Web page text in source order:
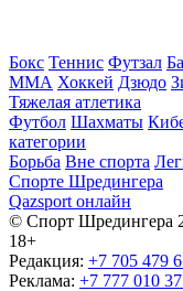
Бокс Теннис Футзал
ММА Хоккей Дзюдо
Тяжелая атлетика
Футбол Шахматы
категории
Борьба Вне спорта
Спорте Шредингера
Qazsport онлайн
© Cпорт Шредингера
18+
Редакция: +7 705 479
Реклама: +7 777 010